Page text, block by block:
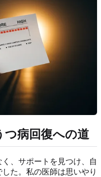
つ病回復への道
、サポートを見つけ、自
た。私の医師は思いやり